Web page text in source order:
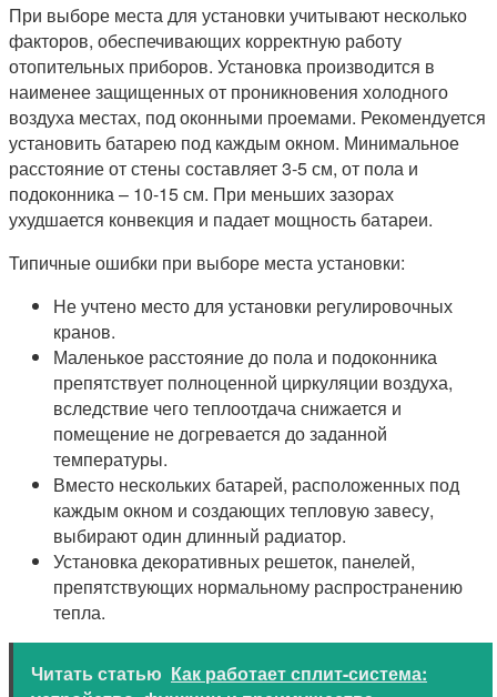
При выборе места для установки учитывают несколько
факторов, обеспечивающих корректную работу
отопительных приборов. Установка производится в
наименее защищенных от проникновения холодного
воздуха местах, под оконными проемами. Рекомендуется
установить батарею под каждым окном. Минимальное
расстояние от стены составляет 3-5 см, от пола и
подоконника – 10-15 см. При меньших зазорах
ухудшается конвекция и падает мощность батареи.
Типичные ошибки при выборе места установки:
Не учтено место для установки регулировочных
кранов.
Маленькое расстояние до пола и подоконника
препятствует полноценной циркуляции воздуха,
вследствие чего теплоотдача снижается и
помещение не догревается до заданной
температуры.
Вместо нескольких батарей, расположенных под
каждым окном и создающих тепловую завесу,
выбирают один длинный радиатор.
Установка декоративных решеток, панелей,
препятствующих нормальному распространению
тепла.
Читать статью Как работает сплит-система: